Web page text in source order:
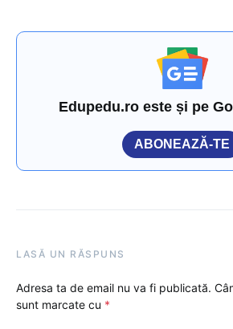
Edupedu.ro este și pe
ABONEAZĂ-TE
LASĂ UN RĂSPUNS
Adresa ta de email nu va fi publicată.
sunt marcate cu *